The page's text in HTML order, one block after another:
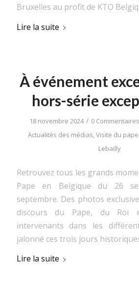
Bruxelles au profit de KTO
Lire la suite
À événement
hors-série
18 novembre 2024 / 0 Commentaires
Actualités des médias,Visite du
Lebailly
Retrouvez tous les grands
Pape en Belgique du 26
septembre. Des photos
discours du Pape, du
intervenants dans les
jalonné ces trois jours
Lire la suite